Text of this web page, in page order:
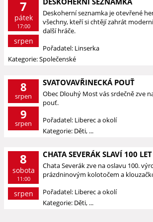
7
pátek
17:00
srpen
Deskoherní seznamka je otevřené
všechny, kteří si chtějí zahrát
další hráče.
Pořadatel: Linserka
Kategorie: Společenské
8
srpen
9
srpen
SVATOVAVŘINECKÁ POUŤ
Obec Dlouhý Most vás srdečně zve
pouť.
Pořadatel: Liberec a okolí
Kategorie: Děti, ...
8
sobota
11:00
srpen
CHATA SEVERÁK SLAVÍ 100 LET
Chata Severák zve na oslavu 100.
prázdninovým kolotočem a
Pořadatel: Liberec a okolí
Kategorie: Děti, ...